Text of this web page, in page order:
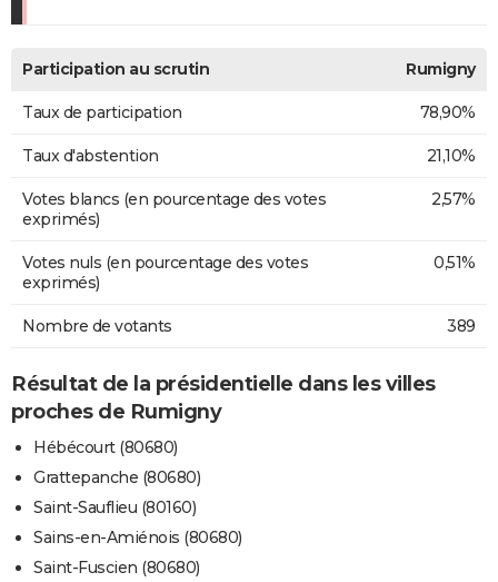
Participation au scrutin Rumigny
Taux de participation 78,90%
Taux d'abstention 21,10%
Votes blancs (en pourcentage des votes
exprimés)
2,57%
Votes nuls (en pourcentage des votes
exprimés)
0,51%
Nombre de votants 389
Résultat de la présidentielle dans les villes
proches de Rumigny
Hébécourt (80680)
Grattepanche (80680)
Saint-Sauflieu (80160)
Sains-en-Amiénois (80680)
Saint-Fuscien (80680)